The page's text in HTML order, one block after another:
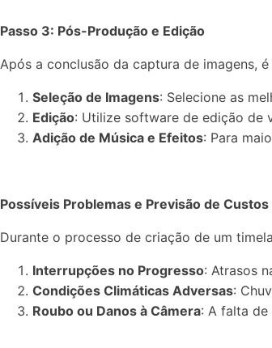
Passo 3: Pós-Produção e Edição
Após a conclusão da captura de imagens,
Seleção de Imagens: Selecione as
Edição: Utilize software de edição de
Adição de Música e Efeitos: Para
Possíveis Problemas e Previsão de Custos
Durante o processo de criação de um
Interrupções no Progresso: Atrasos
Condições Climáticas Adversas:
Roubo ou Danos à Câmera: A falta